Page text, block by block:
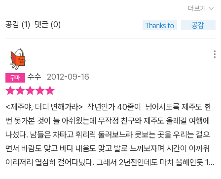
사람들은 아마 돌하르방 앞에서 사진 하나쯤은 찍었으리라. 그리고
돌아갈 때 선물로 부담없이 사 가는 돌하르방 열쇠고리. 제주의 상징
히 알지를 못했다.이 책을 읽어보니 제주의 오리지널 돌하르방은 47
기가 있다고 한다.(제무목 23기, 정의현 12기 등 2기는 경복궁으로
옮겨졌고 현재 제주에는 45기가 남아있음) 그리고 돌하르방마다 모
습도 다르고 표정도 다르다고 해서 참으로 신기했다. 제주에 있는 돌
하르방은 다 똑같은 건 줄 알았더니 오리지널 진품이 따로 있다는 말
에 눈이 휘둥그레졌다.삼성혈 입구의 돌하르방 한쌍은 진짜 명작이라
한다. 삼성혈에 놀러갔을 때 사진을 남겨 참 다행이다. 그땐 이것이 그
렇게 유명한 작품인 줄 몰랐다. 이 책에 의하면 삼성혈 입구의 돌하르
방과 관덕정 앞 돌하르방이 가장 으뜸이라고 꼽고 있다. 그래서 반드
솥에 죽을 끓이다가 미끄러져서 할망이 솥에 빠져 죽었다고 한다. 그
것을 모르고 아들들은 죽을 맛있게 먹었다. 늦게 온 막내 아들이 죽을
푸다 사람 뼈를 발견하자 비로소 어머니 설문대할망이 빠져 죽은 걸
알고 형들을 떠나 서쪽 바다로 가서 차귀도의 바위가 되었고 다른 형
제들은 잘못을 뉘우치고 목숨을 끊어 오백장군바위가 되었단다. 지금
도 한라산에 붉게 피어나는 진달래 철쭉은 그들이 흘린 눈물이라고
한다. - 영주십경 2741) 성산출일 : 성산의 해돋이2) 사봉낙조 : 사라
봉의 저녁노을3) 영구춘화 : 영구(속칭 들렁귀)의 봄꽃4) 정방하폭 :
정방폭포의 여름5) 귤림추색 : 귤림의 가을빛6) 녹담만설 : 백록담의
늦겨울 눈7) 영길기암 : 영실의 기이한 바위들8) 산방굴사 : 산방산의
굴사(窟寺)9) 산포조어 : 산지포구의 고기잡이10) 고수목마 : 곶자
왈에 방목한 말
더보기
공감 (1) 댓글 (0)
수수 2012-09-16
<제주야, 더디 변해가라> 작년인가 40줄이 넘어서도록 제주도 한
번 못가본 것이 늘 아쉬웠는데 무작정 친구와 제주도 올레길 여행에
나섰다. 남들은 차타고 휘리릭 둘러보느라 못보는 곳을 우리는 걸으
면서 바람도 맞고 바다 내음도 맞고 발로 느껴보자며 시간이 아까워
이리저리 열심히 걸어다녔다. 그래서 2년전인데도 마치 올해인듯 1년